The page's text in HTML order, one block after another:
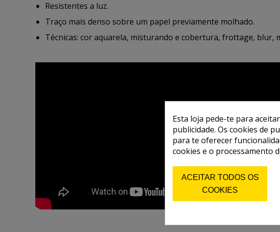
Resistentes a luz.
Traço mais denso sobre um papel previamente molhado.
Técnicas: cor aquarela, misturando e cobertura, frottage, blur,
Esta loja pede-te para
publicidade. Os cookies de
para te oferecer
cookies e o processamento
ACEITAR TODOS OS
COOKIES